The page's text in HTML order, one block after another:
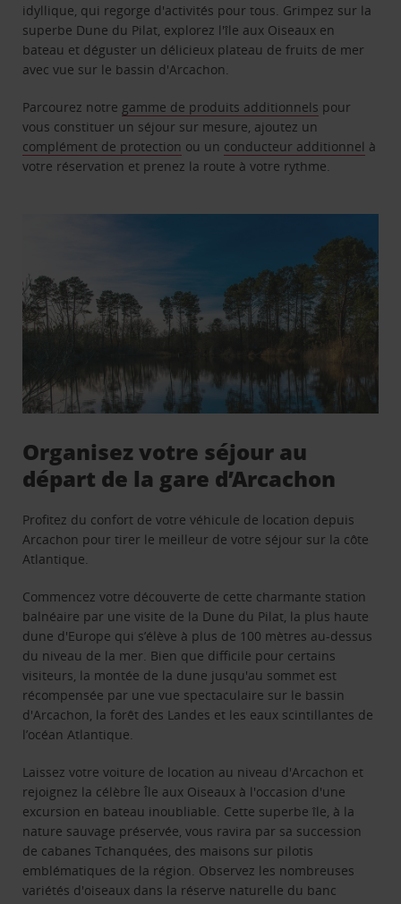
idyllique, qui regorge d'activités pour tous. Grimpez sur la
superbe Dune du Pilat, explorez l'île aux Oiseaux en
bateau et déguster un délicieux plateau de fruits de mer
avec vue sur le bassin d'Arcachon.
Parcourez notre gamme de produits additionnels pour
vous constituer un séjour sur mesure, ajoutez un
complément de protection ou un conducteur additionnel à
votre réservation et prenez la route à votre rythme.
Organisez votre séjour au
départ de la gare d’Arcachon
Profitez du confort de votre véhicule de location depuis
Arcachon pour tirer le meilleur de votre séjour sur la côte
Atlantique.
Commencez votre découverte de cette charmante station
balnéaire par une visite de la Dune du Pilat, la plus haute
dune d'Europe qui s’élève à plus de 100 mètres au-dessus
du niveau de la mer. Bien que difficile pour certains
visiteurs, la montée de la dune jusqu'au sommet est
récompensée par une vue spectaculaire sur le bassin
d'Arcachon, la forêt des Landes et les eaux scintillantes de
l’océan Atlantique.
Laissez votre voiture de location au niveau d'Arcachon et
rejoignez la célèbre Île aux Oiseaux à l'occasion d'une
excursion en bateau inoubliable. Cette superbe île, à la
nature sauvage préservée, vous ravira par sa succession
de cabanes Tchanquées, des maisons sur pilotis
emblématiques de la région. Observez les nombreuses
variétés d'oiseaux dans la réserve naturelle du banc